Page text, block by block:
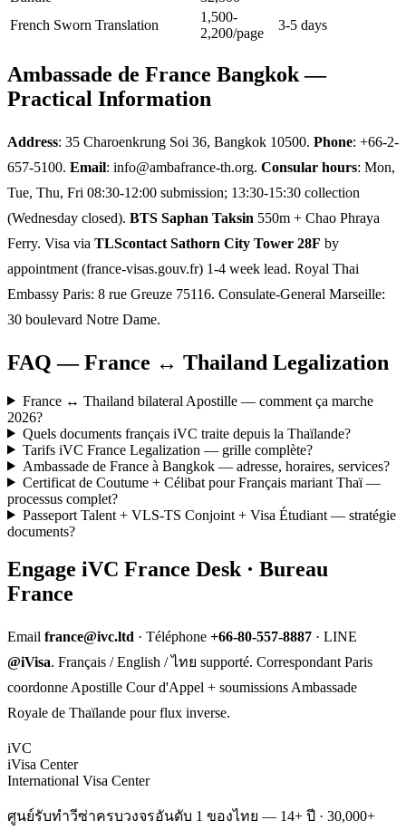
French Sworn Translation
1,500-
2,200/page
3-5 days
Ambassade de France Bangkok —
Practical Information
Address: 35 Charoenkrung Soi 36, Bangkok 10500. Phone: +66-2-
657-5100. Email: info@ambafrance-th.org. Consular hours: Mon,
Tue, Thu, Fri 08:30-12:00 submission; 13:30-15:30 collection
(Wednesday closed). BTS Saphan Taksin 550m + Chao Phraya
Ferry. Visa via TLScontact Sathorn City Tower 28F by
appointment (france-visas.gouv.fr) 1-4 week lead. Royal Thai
Embassy Paris: 8 rue Greuze 75116. Consulate-General Marseille:
30 boulevard Notre Dame.
FAQ — France ↔ Thailand Legalization
France ↔ Thailand bilateral Apostille — comment ça marche
2026?
Quels documents français iVC traite depuis la Thaïlande?
Tarifs iVC France Legalization — grille complète?
Ambassade de France à Bangkok — adresse, horaires, services?
Certificat de Coutume + Célibat pour Français mariant Thaï —
processus complet?
Passeport Talent + VLS-TS Conjoint + Visa Étudiant — stratégie
documents?
Engage iVC France Desk · Bureau
France
Email france@ivc.ltd · Téléphone +66-80-557-8887 · LINE
@iVisa. Français / English / ไทย supporté. Correspondant Paris
coordonne Apostille Cour d'Appel + soumissions Ambassade
Royale de Thaïlande pour flux inverse.
iVC
iVisa Center
International Visa Center
ศูนย์รับทำวีซ่าครบวงจรอันดับ 1 ของไทย — 14+ ปี · 30,000+